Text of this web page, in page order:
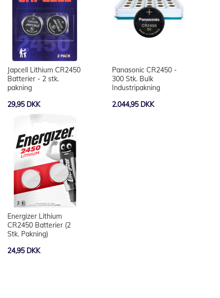
Japcell Lithium CR2450
Batterier - 2 stk.
pakning
29,95 DKK
Panasonic CR2450 -
300 Stk. Bulk
Industripakning
2.044,95 DKK
Energizer Lithium
CR2450 Batterier (2
Stk. Pakning)
24,95 DKK